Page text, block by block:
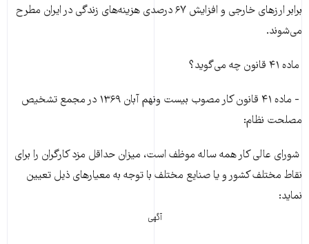
برابر ارزهای خارجی و افزایش ۶۷ درصدی هزینه‌های زندگی در ایران مطرح
می‌شوند.
ماده ۴۱ قانون چه می‌گوید؟
- ماده ۴۱ قانون کار مصوب بیست ونهم آبان ۱۳۶۹ در مجمع تشخیص
مصلحت نظام:
شورای عالی‌ کار همه‌ ساله‌ موظف‌ است‌، میزان‌ حداقل‌ مزد کارگران‌ را برای‌
نقاط‌ مختلف‌ کشور و یا صنایع‌ مختلف‌ با توجه‌ به‌ معیارهای‌ ذیل‌ تعیین‌
نماید:
آگهی